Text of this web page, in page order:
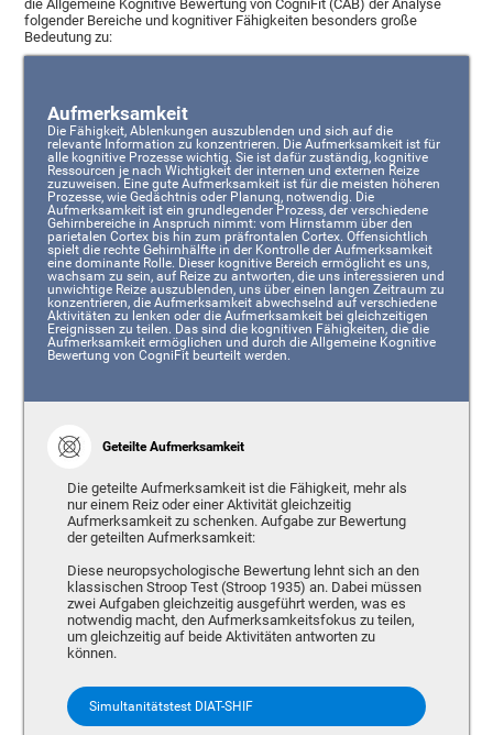
die Allgemeine Kognitive Bewertung von CogniFit (CAB) der Analyse
folgender Bereiche und kognitiver Fähigkeiten besonders große
Bedeutung zu:
Aufmerksamkeit
Die Fähigkeit, Ablenkungen auszublenden und sich auf die
relevante Information zu konzentrieren. Die Aufmerksamkeit ist für
alle kognitive Prozesse wichtig. Sie ist dafür zuständig, kognitive
Ressourcen je nach Wichtigkeit der internen und externen Reize
zuzuweisen. Eine gute Aufmerksamkeit ist für die meisten höheren
Prozesse, wie Gedächtnis oder Planung, notwendig. Die
Aufmerksamkeit ist ein grundlegender Prozess, der verschiedene
Gehirnbereiche in Anspruch nimmt: vom Hirnstamm über den
parietalen Cortex bis hin zum präfrontalen Cortex. Offensichtlich
spielt die rechte Gehirnhälfte in der Kontrolle der Aufmerksamkeit
eine dominante Rolle. Dieser kognitive Bereich ermöglicht es uns,
wachsam zu sein, auf Reize zu antworten, die uns interessieren und
unwichtige Reize auszublenden, uns über einen langen Zeitraum zu
konzentrieren, die Aufmerksamkeit abwechselnd auf verschiedene
Aktivitäten zu lenken oder die Aufmerksamkeit bei gleichzeitigen
Ereignissen zu teilen. Das sind die kognitiven Fähigkeiten, die die
Aufmerksamkeit ermöglichen und durch die Allgemeine Kognitive
Bewertung von CogniFit beurteilt werden.
Geteilte Aufmerksamkeit
Die geteilte Aufmerksamkeit ist die Fähigkeit, mehr als
nur einem Reiz oder einer Aktivität gleichzeitig
Aufmerksamkeit zu schenken. Aufgabe zur Bewertung
der geteilten Aufmerksamkeit:
Diese neuropsychologische Bewertung lehnt sich an den
klassischen Stroop Test (Stroop 1935) an. Dabei müssen
zwei Aufgaben gleichzeitig ausgeführt werden, was es
notwendig macht, den Aufmerksamkeitsfokus zu teilen,
um gleichzeitig auf beide Aktivitäten antworten zu
können.
Simultanitätstest DIAT-SHIF